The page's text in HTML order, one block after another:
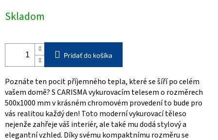
cena:
Skladom
Pridať do košíka
Poznáte ten pocit příjemného tepla, které se šíří po celém
vašem domě? S CARISMA vykurovacím telesem o rozměrech
500x1000 mm v krásném chromovém provedení to bude pro
vás realitou každý den! Toto moderní vykurovací těleso
nejenže zahřeje váš interiér, ale také mu dodá stylový a
elegantní vzhled. Díky svému kompaktnímu rozměru se